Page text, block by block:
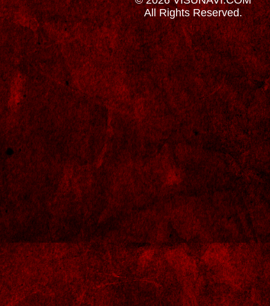
All Rights Reserved.